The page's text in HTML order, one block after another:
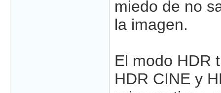
miedo de no
la imagen.
El modo HDR
HDR CINE y